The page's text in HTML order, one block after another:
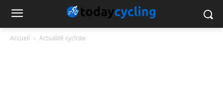
Accueil Actualité cycliste